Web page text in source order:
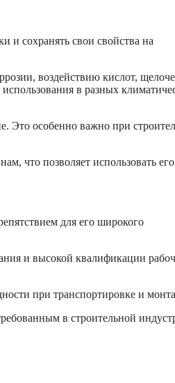
и сохранять свои свойства на
воздействию кислот,
в разных
Это особенно важно при
что позволяет использовать
для его широкого
и высокой квалификации
при транспортировке и
в строительной